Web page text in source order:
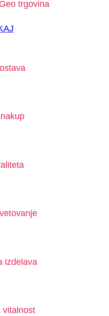
trgovina
izdelava
vitalnost